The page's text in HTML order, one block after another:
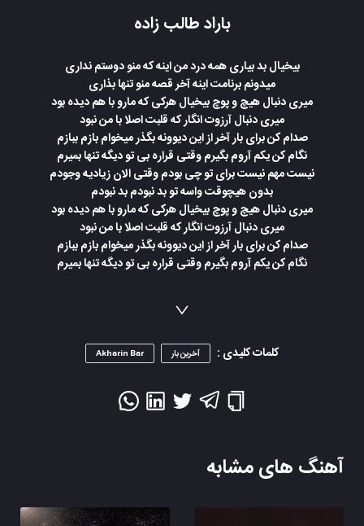
باراد طالب زاده
بیخیال بد بیاری همه درد من اینه که منو دوستم نداری
میدونم برنامت اینه آخر قصه منو تنها بذاری
میری دنبال هیچ و پوچ بیخیال هرکی که مارو با هم دیده بود
میری دنبال آرزوت انگار که قلبت اصلا با من نبود
صدام کن برای بار آخر از این دیوونه بگذر میخوام بازم ببازم
نگام کن یکم آروم بگیرم وقتی قراره بی تو دیگه تنها بمیرم
نیست مهم نیست برای تو چی بودم وقتی الان زیادیه وجودم
بدون هیچوقت واسه تو بد نبودم بد نبودم
میری دنبال هیچ و پوچ بیخیال هرکی که مارو با هم دیده بود
میری دنبال آرزوت انگار که قلبت اصلا با من نبود
صدام کن برای بار آخر از این دیوونه بگذر میخوام بازم ببازم
نگام کن یکم آروم بگیرم وقتی قراره بی تو دیگه تنها بمیرم
کلمات کلیدی : آخرین بار Akharin Bar
آهنگ های مشابه